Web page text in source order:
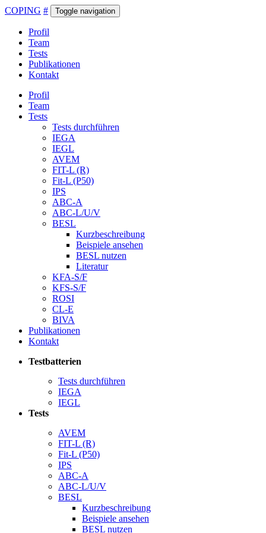
COPING # Toggle navigation
Profil
Team
Tests
Publikationen
Kontakt
Profil
Team
Tests
Tests durchführen
IEGA
IEGL
AVEM
FIT-L (R)
Fit-L (P50)
IPS
ABC-A
ABC-L/U/V
BESL
Kurzbeschreibung
Beispiele ansehen
BESL nutzen
Literatur
KFA-S/F
KFS-S/F
ROSI
CL-E
BIVA
Publikationen
Kontakt
Testbatterien
Tests durchführen
IEGA
IEGL
Tests
AVEM
FIT-L (R)
Fit-L (P50)
IPS
ABC-A
ABC-L/U/V
BESL
Kurzbeschreibung
Beispiele ansehen
BESL nutzen